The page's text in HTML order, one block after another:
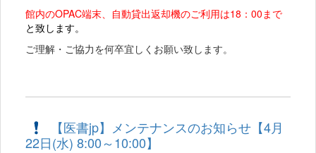
館内のOPAC端末、自動貸出返却機のご利用は18：00まで
と致します。
ご理解・ご協力を何卒宜しくお願い致します。
【医書jp】メンテナンスのお知らせ【4月
22日(水) 8:00～10:00】